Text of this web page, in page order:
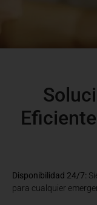
Disponibilidad 24/7:
para cualquier